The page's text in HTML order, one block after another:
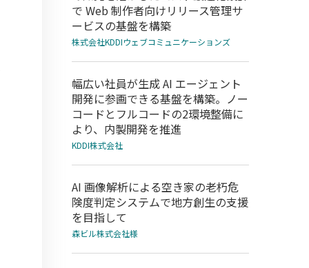
で Web 制作者向けリリース管理サ
ービスの基盤を構築
株式会社KDDIウェブコミュニケーションズ
幅広い社員が生成 AI エージェント
開発に参画できる基盤を構築。ノー
コードとフルコードの2環境整備に
より、内製開発を推進
KDDI株式会社
AI 画像解析による空き家の老朽危
険度判定システムで地方創生の支援
を目指して
森ビル株式会社様